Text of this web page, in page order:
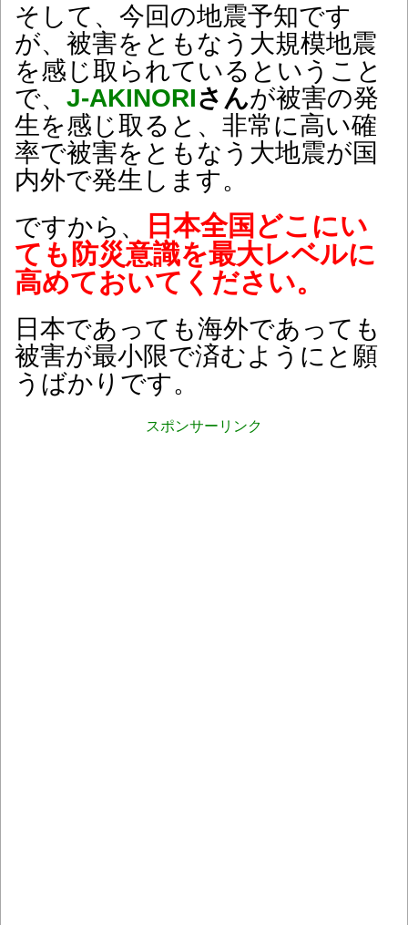
そして、今回の地震予知です
が、被害をともなう大規模地震
を感じ取られているということ
で、 J-AKINORIさんが被害の発
生を感じ取ると、非常に高い確
率で被害をともなう大地震が国
内外で発生します。
ですから、
日本全国どこにい
ても防災意識を最大レベルに
高めておいてください。
日本であっても海外であっても
被害が最小限で済むようにと願
うばかりです。
スポンサーリンク